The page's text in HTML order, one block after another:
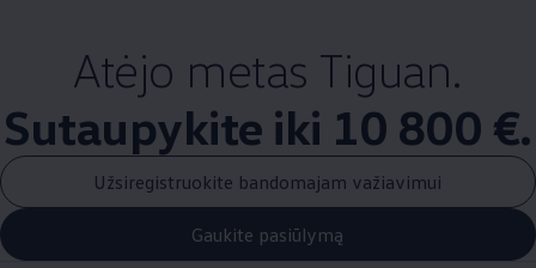
Atėjo metas Tiguan.
Sutaupykite iki 10 800 €.
Užsiregistruokite bandomajam važiavimui
Gaukite pasiūlymą